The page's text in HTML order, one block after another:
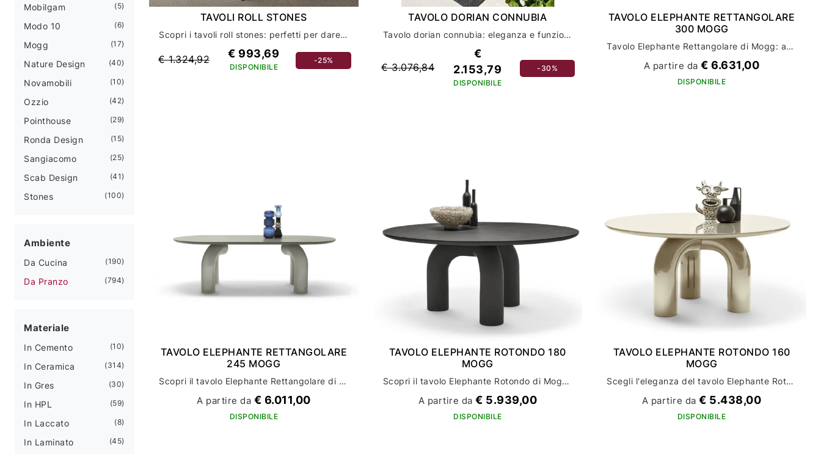
Mobilgam 5
Modo 10 6
Mogg 17
Nature Design 40
Novamobili 10
Ozzio 42
Pointhouse 29
Ronda Design 15
Sangiacomo 25
Scab Design 41
Stones 100
Ambiente
Da Cucina 190
Da Pranzo 794
Materiale
In Cemento 10
In Ceramica 314
In Gres 30
In HPL 59
In Laccato 8
In Laminato 45
TAVOLI ROLL STONES
Scopri i tavoli roll stones: perfetti per dare un tocco di stile all'arredamento della tua casa
€ 1.324,92 € 993,69
DISPONIBILE
-25%
TAVOLO DORIAN CONNUBIA
Tavolo dorian connubia: eleganza e funzionalità per il tuo arredamento
€ 3.076,84
€
2.153,79
DISPONIBILE
-30%
TAVOLO ELEPHANTE RETTANGOLARE
300 MOGG
Tavolo Elephante Rettangolare di Mogg: arredamento casa con stile ed eleganza
A partire da€ 6.631,00
DISPONIBILE
TAVOLO ELEPHANTE RETTANGOLARE
245 MOGG
Scopri il tavolo Elephante Rettangolare di mogg per un arredamento casa di stile ed eleganza
A partire da € 6.011,00
DISPONIBILE
TAVOLO ELEPHANTE ROTONDO 180
MOGG
Scopri il tavolo Elephante Rotondo di Mogg: l'arredamento casa perfetto per un tocco di stile unico
A partire da€ 5.939,00
DISPONIBILE
TAVOLO ELEPHANTE ROTONDO 160
MOGG
Scegli l'eleganza del tavolo Elephante Rotondo di mogg per l'arredamento della tua casa
A partire da€ 5.438,00
DISPONIBILE